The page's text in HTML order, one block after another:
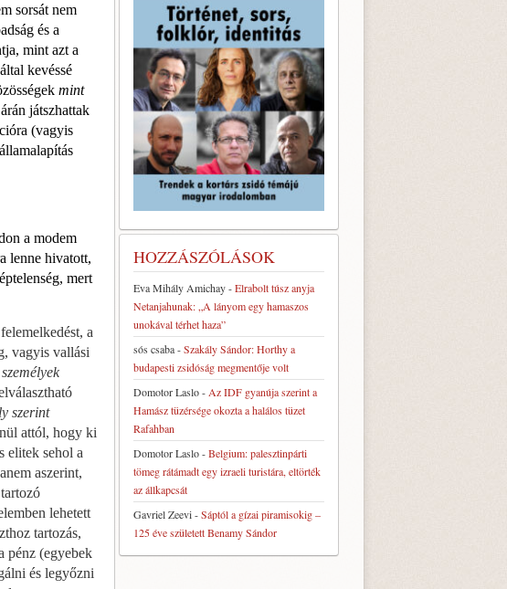
sorsát nem
és a
mint azt a
kevéssé
mint
játszhattak
(vagyis
a modem
lenne hivatott,
mert
a
vagyis vallási
szerint
attól, hogy ki
elitek sehol a
aszerint,
lehetett
tartozás,
pénz (egyebek
és legyőzni
HOZZÁSZÓLÁSOK
Eva Mihály Amichay-Elrabolt túsz anyja
Netanjahunak: „A lányom egy hamaszos
unokával térhet haza”
sós csaba-Szakály Sándor: Horthy a
budapesti zsidóság megmentője volt
Domotor Laslo- Az IDF gyanúja szerint a
Hamász tüzérsége okozta a halálos tüzet
Rafahban
Domotor Laslo-Belgium: palesztinpárti
tömeg rátámadt egy izraeli turistára, eltörték
az állkapcsát
Gavriel Zeevi-Sáptól a gízai piramisokig –
125 éve született Benamy Sándor